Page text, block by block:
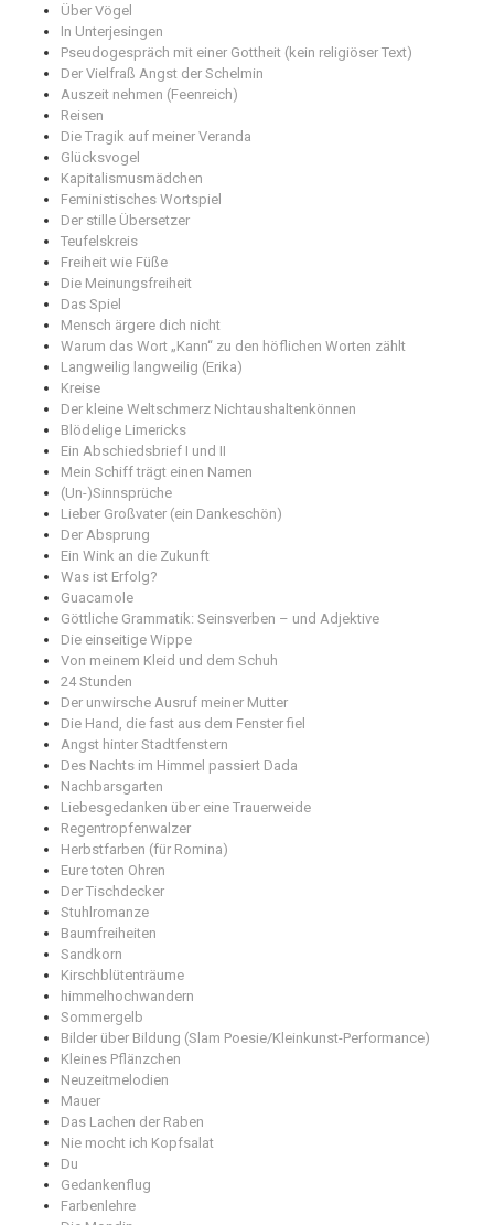
Über Vögel
In Unterjesingen
Pseudogespräch mit einer Gottheit (kein religiöser Text)
Der Vielfraß Angst der Schelmin
Auszeit nehmen (Feenreich)
Reisen
Die Tragik auf meiner Veranda
Glücksvogel
Kapitalismusmädchen
Feministisches Wortspiel
Der stille Übersetzer
Teufelskreis
Freiheit wie Füße
Die Meinungsfreiheit
Das Spiel
Mensch ärgere dich nicht
Warum das Wort „Kann“ zu den höflichen Worten zählt
Langweilig langweilig (Erika)
Kreise
Der kleine Weltschmerz Nichtaushaltenkönnen
Blödelige Limericks
Ein Abschiedsbrief I und II
Mein Schiff trägt einen Namen
(Un-)Sinnsprüche
Lieber Großvater (ein Dankeschön)
Der Absprung
Ein Wink an die Zukunft
Was ist Erfolg?
Guacamole
Göttliche Grammatik: Seinsverben – und Adjektive
Die einseitige Wippe
Von meinem Kleid und dem Schuh
24 Stunden
Der unwirsche Ausruf meiner Mutter
Die Hand, die fast aus dem Fenster fiel
Angst hinter Stadtfenstern
Des Nachts im Himmel passiert Dada
Nachbarsgarten
Liebesgedanken über eine Trauerweide
Regentropfenwalzer
Herbstfarben (für Romina)
Eure toten Ohren
Der Tischdecker
Stuhlromanze
Baumfreiheiten
Sandkorn
Kirschblütenträume
himmelhochwandern
Sommergelb
Bilder über Bildung (Slam Poesie/Kleinkunst-Performance)
Kleines Pflänzchen
Neuzeitmelodien
Mauer
Das Lachen der Raben
Nie mocht ich Kopfsalat
Du
Gedankenflug
Farbenlehre